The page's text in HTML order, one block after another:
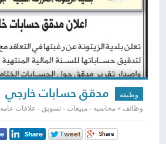
وظيفة مدقق حسابات خارجي
وظائف » محاسبه - مبيعات - تسويق - علاقات عامه